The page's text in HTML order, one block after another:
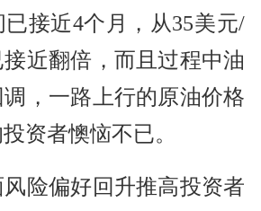
接近4个月，从35美元/
近翻倍，而且过程中油
，一路上行的原油价格
资者懊恼不已。
险偏好回升推高投资者